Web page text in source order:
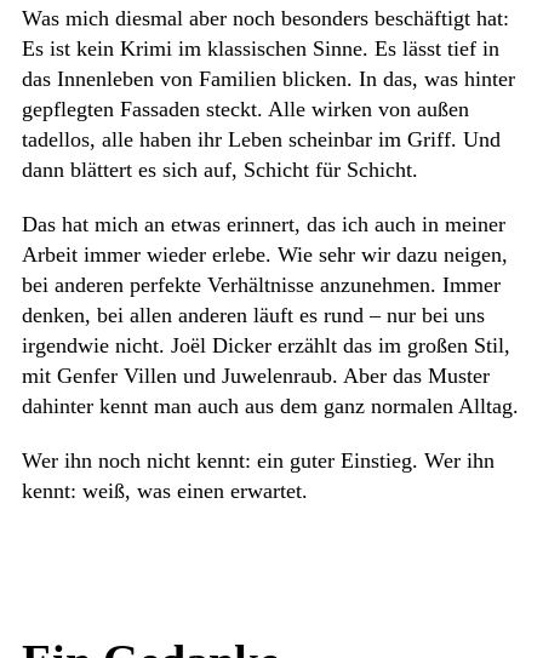
Was mich diesmal aber noch besonders beschäftigt hat:
Es ist kein Krimi im klassischen Sinne. Es lässt tief in
das Innenleben von Familien blicken. In das, was hinter
gepflegten Fassaden steckt. Alle wirken von außen
tadellos, alle haben ihr Leben scheinbar im Griff. Und
dann blättert es sich auf, Schicht für Schicht.
Das hat mich an etwas erinnert, das ich auch in meiner
Arbeit immer wieder erlebe. Wie sehr wir dazu neigen,
bei anderen perfekte Verhältnisse anzunehmen. Immer
denken, bei allen anderen läuft es rund – nur bei uns
irgendwie nicht. Joël Dicker erzählt das im großen Stil,
mit Genfer Villen und Juwelenraub. Aber das Muster
dahinter kennt man auch aus dem ganz normalen Alltag.
Wer ihn noch nicht kennt: ein guter Einstieg. Wer ihn
kennt: weiß, was einen erwartet.